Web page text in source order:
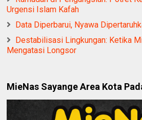
Urgensi Islam Kafah
Data Diperbarui, Nyawa
Destabilisasi Lingkungan: Ketika
Mengatasi Longsor
MieNas Sayange Area Kota